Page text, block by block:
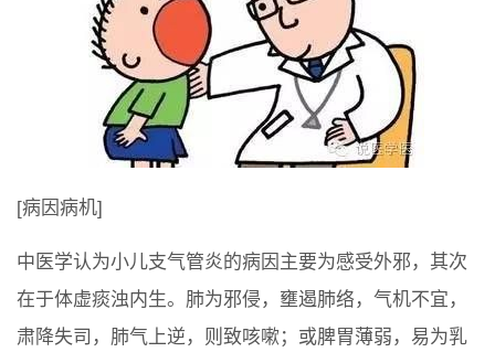
[病因病机]
中医学认为小儿支气管炎的病因主要为感受外邪，其次
在于体虚痰浊内生。肺为邪侵，壅遏肺络，气机不宜，
肃降失司，肺气上逆，则致咳嗽；或脾胃薄弱，易为乳